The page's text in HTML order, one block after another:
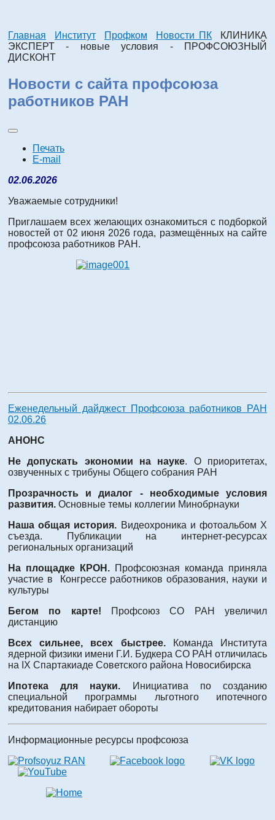
Главная Институт Профком Новости ПК
КЛИНИКА
ЭКСПЕРТ - новые условия - ПРОФСОЮЗНЫЙ
ДИСКОНТ
Новости с сайта профсоюза
работников РАН
Печать
E-mail
02.06.2026
Уважаемые сотрудники!
Приглашаем всех желающих ознакомиться с подборкой
новостей от 02 июня 2026 года, размещённых на сайте
профсоюза работников РАН.
Еженедельный дайджест Профсоюза работников РАН
02.06.26
АНОНС
Не допускать экономии на науке. О приоритетах,
озвученных с трибуны Общего собрания РАН
Прозрачность и диалог - необходимые условия
развития. Основные темы коллегии Минобрнауки
Наша общая история. Видеохроника и фотоальбом X
съезда. Публикации на интернет-ресурсах
региональных организаций
На площадке КРОН. Профсоюзная команда приняла
участие в Конгрессе работников образования, науки и
культуры
Бегом по карте!
Профсоюз СО РАН увеличил
дистанцию
Всех сильнее, всех быстрее.Команда Института
ядерной физики имени Г.И. Будкера СО РАН отличилась
на IX Спартакиаде Советского района Новосибирска
Ипотека для науки. Инициатива по созданию
специальной программы льготного ипотечного
кредитования набирает обороты
Информационные ресурсы профсоюза